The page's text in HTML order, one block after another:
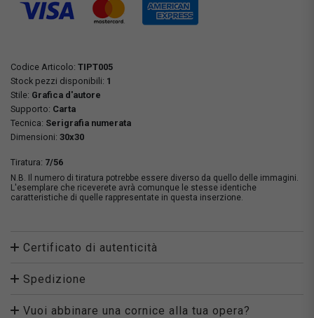
Codice Articolo: TIPT005
Stock pezzi disponibili: 1
Stile: Grafica d'autore
Supporto: Carta
Tecnica: Serigrafia numerata
Dimensioni: 30x30
Tiratura: 7/56
N.B. Il numero di tiratura potrebbe essere diverso da quello delle immagini.
L'esemplare che riceverete avrà comunque le stesse identiche
caratteristiche di quelle rappresentate in questa inserzione.
Certificato di autenticità
Spedizione
Vuoi abbinare una cornice alla tua opera?